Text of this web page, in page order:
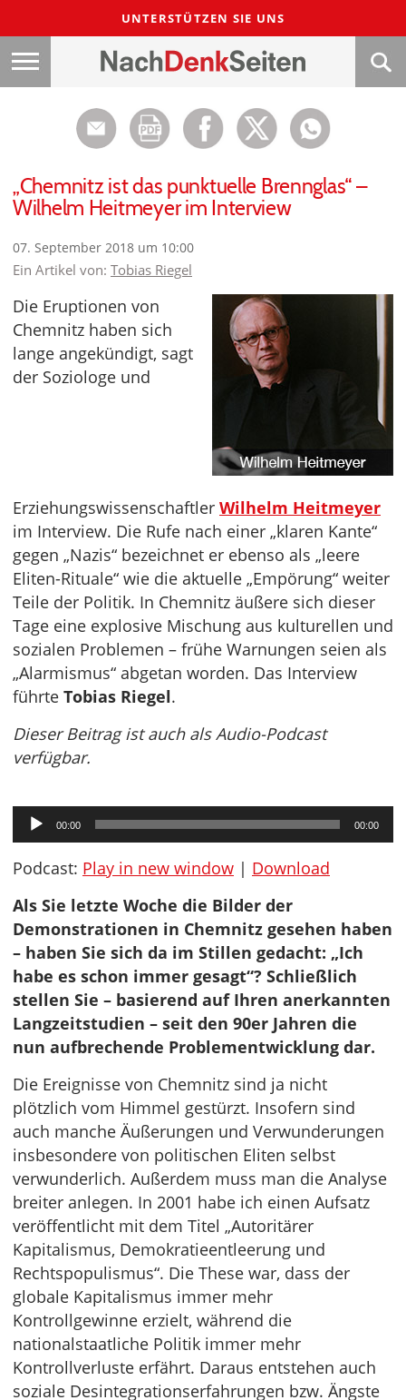
UNTERSTÜTZEN SIE UNS
„Chemnitz ist das punktuelle Brennglas“ –
Wilhelm Heitmeyer im Interview
07. September 2018 um 10:00
Ein Artikel von: Tobias Riegel
Die Eruptionen von
Chemnitz haben sich
lange angekündigt, sagt
der Soziologe und
Erziehungswissenschaftler Wilhelm Heitmeyer
im Interview. Die Rufe nach einer „klaren Kante“
gegen „Nazis“ bezeichnet er ebenso als „leere
Eliten-Rituale“ wie die aktuelle „Empörung“ weiter
Teile der Politik. In Chemnitz äußere sich dieser
Tage eine explosive Mischung aus kulturellen und
sozialen Problemen – frühe Warnungen seien als
„Alarmismus“ abgetan worden. Das Interview
führte Tobias Riegel.
Dieser Beitrag ist auch als Audio-Podcast
verfügbar.
Audio-
Player
00:00 00:00
Podcast: Play in new window | Download
Als Sie letzte Woche die Bilder der
Demonstrationen in Chemnitz gesehen haben
– haben Sie sich da im Stillen gedacht: „Ich
habe es schon immer gesagt“? Schließlich
stellen Sie – basierend auf Ihren anerkannten
Langzeitstudien – seit den 90er Jahren die
nun aufbrechende Problementwicklung dar.
Die Ereignisse von Chemnitz sind ja nicht
plötzlich vom Himmel gestürzt. Insofern sind
auch manche Äußerungen und Verwunderungen
insbesondere von politischen Eliten selbst
verwunderlich. Außerdem muss man die Analyse
breiter anlegen. In 2001 habe ich einen Aufsatz
veröffentlicht mit dem Titel „Autoritärer
Kapitalismus, Demokratieentleerung und
Rechtspopulismus“. Die These war, dass der
globale Kapitalismus immer mehr
Kontrollgewinne erzielt, während die
nationalstaatliche Politik immer mehr
Kontrollverluste erfährt. Daraus entstehen auch
soziale Desintegrationserfahrungen bzw. Ängste